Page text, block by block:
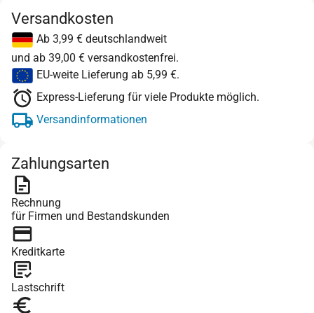
Versandkosten
Ab 3,99 € deutschlandweit
und ab 39,00 € versandkostenfrei.
EU-weite Lieferung ab 5,99 €.
Express-Lieferung für viele Produkte möglich.
Versandinformationen
Zahlungsarten
Rechnung
für Firmen und Bestandskunden
Kreditkarte
Lastschrift